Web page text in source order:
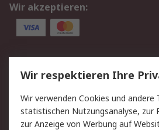
Wir akzeptieren:
Service
Value Added Services
Rücksendungen
Hilfe
Wir respektieren Ihre
Wir verwenden Cookies und andere
statistischen Nutzungsanalyse, zur
zur Anzeige von Werbung auf